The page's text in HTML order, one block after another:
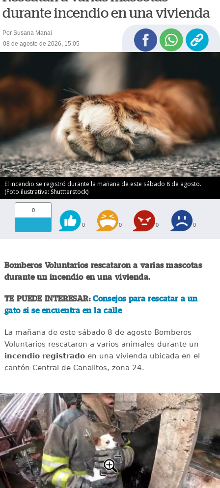
durante incendio en una vivienda
Por Susana Manai
08 de agosto de 2026, 15:05
El incendio se registró durante la mañana de este sábado 8 de agosto.
(Foto ilustrativa: Shuttterstock)
0
0 0 0 0
Bomberos Voluntarios rescataron a varias mascotas
durante un incendio en una vivienda.
TE PUEDE INTERESAR:Consejos para rescatar a un
gato si se encuentra en la calle
La mañana de este sábado 8 de agosto Bomberos
Voluntarios rescataron a varios animales durante un
incendio registradoen una vivienda ubicada en el
cantón Central de Canalitos, zona 24.